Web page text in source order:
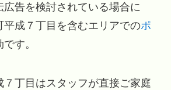
告を検討されている場合に
平成７丁目を含むエリアでのポ
す。
７丁目はスタッフが直接ご家庭